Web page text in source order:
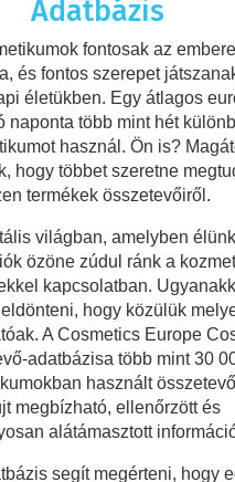
okozhatnak. Ez nem
mások számára nem
Adatbázis
fontosak az
és fontos szerepet
életükben. Egy átlagos
naponta több mint hét
használ. Ön is?
hogy többet szeretne
termékek összetevőiről.
világban, amelyben
özöne zúdul ránk a
kapcsolatban.
hogy közülük
A Cosmetics Europe
adatbázisa több mint 30
használt
megbízható, ellenőrzött és
alátámasztott
segít megérteni, hogy